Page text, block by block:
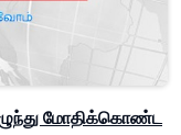
மோதிக்கொண்ட